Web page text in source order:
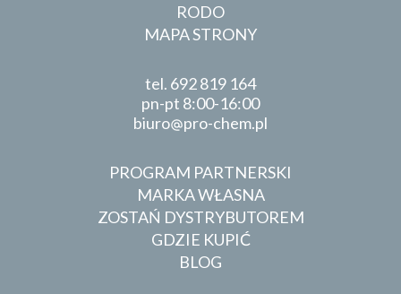
RODO
MAPA STRONY
tel. 692 819 164
pn-pt 8:00-16:00
biuro
pro-chem.pl
PROGRAM PARTNERSKI
MARKA WŁASNA
ZOSTAŃ DYSTRYBUTOREM
GDZIE KUPIĆ
BLOG